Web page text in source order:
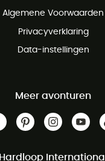
Algemene Voorwaarden
Privacyverklaring
Data-instellingen
Meer avonturen
Hardloop International